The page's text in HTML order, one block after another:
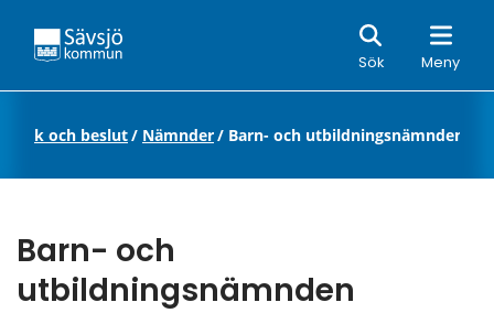
Sök Meny
Sök
och beslut/ Nämnder/ Barn- och utbildningsnämnden
Barn- och
utbildningsnämnden